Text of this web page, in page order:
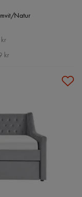
Natur
kr